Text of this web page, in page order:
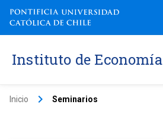
Instituto de Economía
Inicio keyboard_arrow_right Seminarios